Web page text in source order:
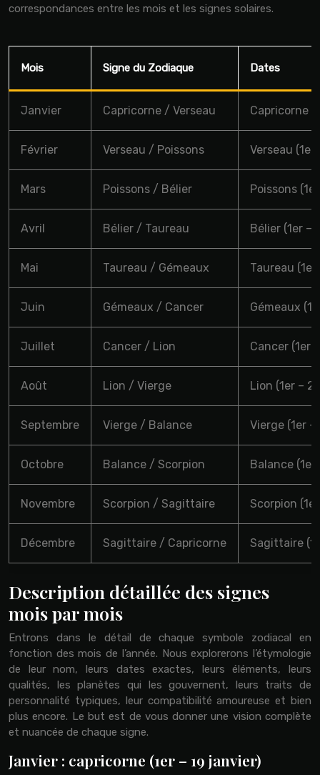
correspondances entre les mois et les signes solaires.
Mois Signe du Zodiaque Dates
Janvier Capricorne / Verseau Capricorne
Février Verseau / Poissons Verseau (1er
Mars Poissons / Bélier Poissons
Avril Bélier / Taureau Bélier (1er –
Mai Taureau / Gémeaux Taureau
Juin Gémeaux / Cancer Gémeaux
Juillet Cancer / Lion Cancer (1er
Août Lion / Vierge Lion (1er –
Septembre Vierge / Balance Vierge (1er
Octobre Balance / Scorpion Balance
Novembre Scorpion / Sagittaire Scorpion
Décembre Sagittaire / Capricorne Sagittaire
Description détaillée des signes
mois par mois
Entrons dans le détail de chaque symbole zodiacal en
fonction des mois de l’année. Nous explorerons l’étymologie
de leur nom, leurs dates exactes, leurs éléments, leurs
qualités, les planètes qui les gouvernent, leurs traits de
personnalité typiques, leur compatibilité amoureuse et bien
plus encore. Le but est de vous donner une vision complète
et nuancée de chaque signe.
Janvier : capricorne (1er – 19 janvier)